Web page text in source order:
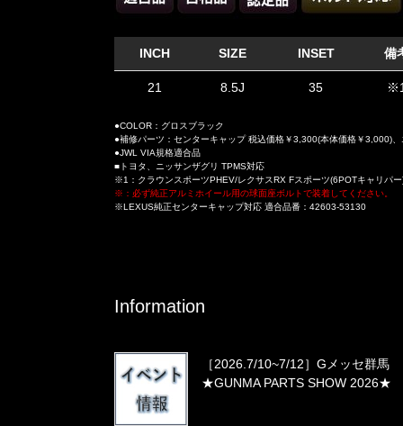
INCH SIZE INSET 備
21 8.5J 35
●COLOR：グロスブラック
●補修パーツ：センターキャップ 税込価格￥3,300(本体価格￥3,000)
●JWL VIA規格適合品
■トヨタ、ニッサンザグリ TPMS対応
※1：クラウンスポーツPHEV/レクサスRX Fスポーツ(6POTキャリパ
※：必ず純正アルミホイール用の球面座ボルトで装着してください。
※LEXUS純正センターキャップ対応 適合品番：42603-53130
Information
［2026.7/10~7/12］Gメッセ群馬
★GUNMA PARTS SHOW 2026★